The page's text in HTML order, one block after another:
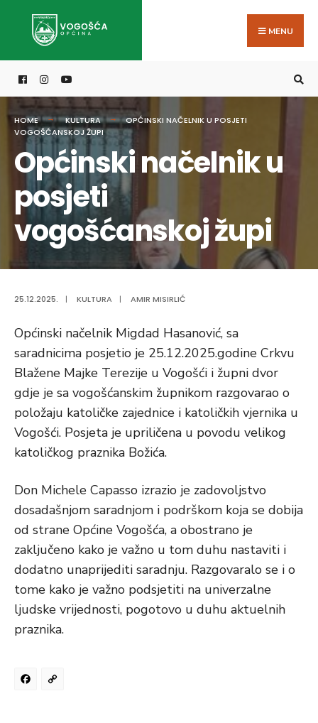
MENU
HOME KULTURA
OPĆINSKI NAČELNIK U POSJETI
VOGOŠĆANSKOJ ŽUPI
Općinski načelnik u
posjeti
vogošćanskoj župi
25.12.2025. | KULTURA | AMIR MISIRLIĆ
Općinski načelnik Migdad Hasanović, sa
saradnicima posjetio je 25.12.2025.godine Crkvu
Blažene Majke Terezije u Vogošći i župni dvor
gdje je sa vogošćanskim župnikom razgovarao o
položaju katoličke zajednice i katoličkih vjernika u
Vogošći. Posjeta je upriličena u povodu velikog
katoličkog praznika Božića.
Don Michele Capasso izrazio je zadovoljstvo
dosadašnjom saradnjom i podrškom koja se dobija
od strane Općine Vogošća, a obostrano je
zaključeno kako je važno u tom duhu nastaviti i
dodatno unaprijediti saradnju. Razgovaralo se i o
tome kako je važno podsjetiti na univerzalne
ljudske vrijednosti, pogotovo u duhu aktuelnih
praznika.
Facebook
for: